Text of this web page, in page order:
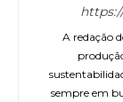
A redação
sempre em